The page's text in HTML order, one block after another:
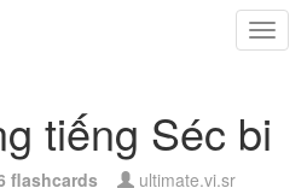
tiếng Séc bi
flashcards ultimate.vi.sr